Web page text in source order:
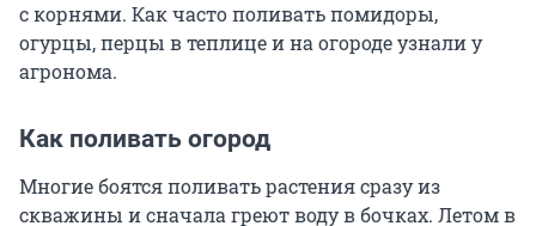
с корнями. Как часто поливать помидоры,
огурцы, перцы в теплице и на огороде узнали у
агронома.
Как поливать огород
Многие боятся поливать растения сразу из
скважины и сначала греют воду в бочках. Летом в